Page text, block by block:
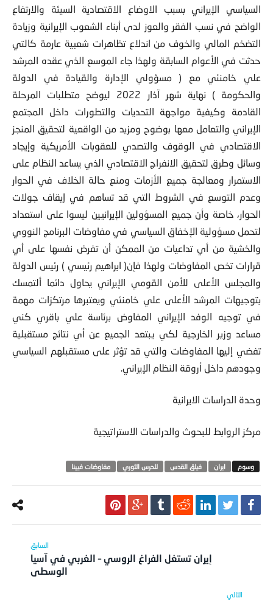
السياسي الإيراني بسبب الاوضاع الاقتصادية السيئة والارتفاع
الواضح في نسب الفقر والعوز لدى أبناء الشعوب الإيرانية وزيادة
التضخم المالي والخوف من اندلاع تظاهرات شعبية عارمة كالتي
حدثت في الأعوام السابقة ولهذا جاء الموسع الذي عقده المرشد
علي خامنئي مع ( مسؤولي الإدارة والقيادة في الدولة
والحكومة ) نهاية شهر آذار 2022 ليوضح متطلبات المرحلة
القادمة وكيفية مواجهة التحديات والتطورات داخل المجتمع
الإيراني والتعامل معها بوضوح ومزيد من الواقعية لتحقيق المنجز
الاقتصادي في الوقوف والتصدي للعقوبات الأمريكية وإيجاد
وسائل وطرق لتحقيق الانفراج الاقتصادي الذي يساعد النظام على
الاستمرار ومعالجة جميع الأزمات ومنع حالة الخلاف في الحوار
وعدم التوسع في الشروط التي قد تساهم في إيقاف جولات
الحوار، خاصة وأن جميع المسؤولين الإيرانيين ليسوا على استعداد
لتحمل مسؤولية الإخفاق السياسي في مفاوضات البرنامج النووي
والخشية من أي تداعيات من الممكن أن تفرض نفسها على أي
قرارات تخص المفاوضات ولهذا فإن( ابراهيم رئيسي ) رئيس الدولة
والمجلس الأعلى للأمن القومي الإيراني يحاول دائما ألتمسك
بتوجيهات المرشد الأعلى علي خامنئي ويعتبرها مرتكزات مهمة
في توجيه الوفد الإيراني المفاوض برئاسة علي باقري كني
مساعد وزير الخارجية لكي يبتعد الجميع عن أي نتائج مستقبلية
تفضي إليها المفاوضات والتي قد تؤثر على مستقبلهم السياسي
وجودهم داخل أروقة النظام الإيراني.
وحدة الدراسات الايرانية
مركز الروابط للبحوث والدراسات الاستراتيجية
ايران فيلق القدس للحرس الثوري مفاوضات فيينا
إيران تستغل الفراغ الروسي – الغربي في آسيا
الوسطى